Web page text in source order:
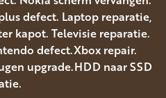
defect. Laptop reparatie,
kapot. Televisie reparatie.
defect.Xbox repair.
upgrade.HDD naar SSD